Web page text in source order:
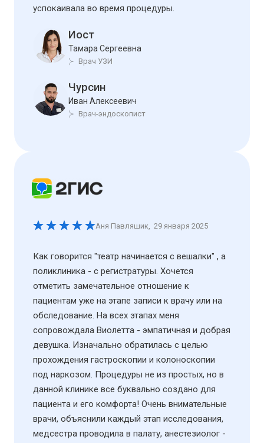
успокаивала во время процедуры.
Иост
Тамара Сергеевна
Врач УЗИ
Чурсин
Иван Алексеевич
Врач-эндоскопист
Аня Павляшик, 29 января 2025
Как говорится "театр начинается с вешалки" , а
поликлиника - с регистратуры. Хочется
отметить замечательное отношение к
пациентам уже на этапе записи к врачу или на
обследование. На всех этапах меня
сопровождала Виолетта - эмпатичная и добрая
девушка. Изначально обратилась с целью
прохождения гастроскопии и колоноскопии
под наркозом. Процедуры не из простых, но в
данной клинике все буквально создано для
пациента и его комфорта! Очень внимательные
врачи, объяснили каждый этап исследования,
медсестра проводила в палату, анестезиолог -